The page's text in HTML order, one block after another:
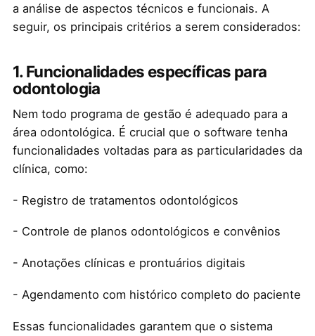
a análise de aspectos técnicos e funcionais. A
seguir, os principais critérios a serem considerados:
1. Funcionalidades específicas para
odontologia
Nem todo programa de gestão é adequado para a
área odontológica. É crucial que o software tenha
funcionalidades voltadas para as particularidades da
clínica, como:
- Registro de tratamentos odontológicos
- Controle de planos odontológicos e convênios
- Anotações clínicas e prontuários digitais
- Agendamento com histórico completo do paciente
Essas funcionalidades garantem que o sistema